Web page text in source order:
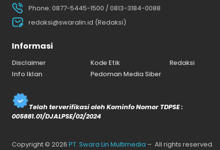
Phone: 0877-5445-1500 / 0813-3184-0088
redaksi@swaralin.id (Redaksi)
Informasi
Disclaimer Kode Etik
Redaksi
Info Iklan
Pedoman Media Siber
Telah terverifikasi oleh Kominfo Nomor TDPSE :
005881.01/DJALPSE/02/2024
Copyright © 2026 PT. Swara Lin Multimedia – All rights reserved.